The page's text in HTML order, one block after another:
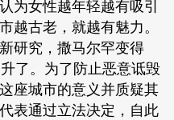
为女性越年轻越有吸引
越古老，就越有魅力。
研究，撒马尔罕变得
了。为了防止恶意诋毁
座城市的意义并质疑其
表通过立法决定，自此